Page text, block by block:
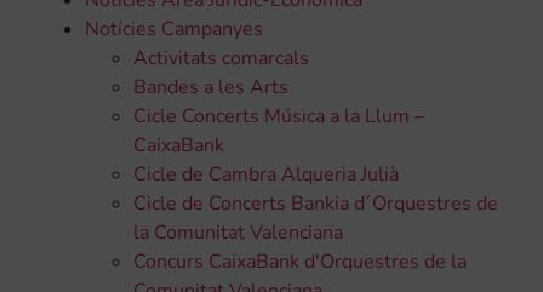
Notícies Campanyes
Activitats comarcals
Bandes a les Arts
Cicle Concerts Música a la Llum –
CaixaBank
Cicle de Cambra Alqueria Julià
Cicle de Concerts Bankia d´Orquestres de
la Comunitat Valenciana
Concurs CaixaBank d'Orquestres de la